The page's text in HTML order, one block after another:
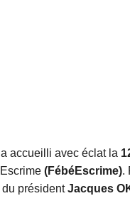
accueilli avec éclat la
(FébéEscrime).
présidentJacques